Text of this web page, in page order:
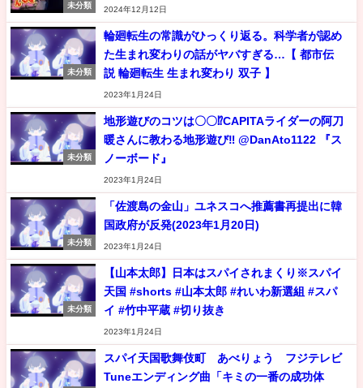
未分類
2024年12月12日
未分類
輪廻転生の常識がひっくり返る。科学者が認め
た生まれ変わりの話がヤバすぎる…【 都市伝
説 輪廻転生 生まれ変わり 双子 】
2023年1月24日
未分類
地形遊びのコツは〇〇⁉️CAPITAライダーの阿刀
暖さんに教わる地形遊び‼️ @DanAto1122 『ス
ノーボード』
2023年1月24日
未分類
「佐渡島の金山」ユネスコへ推薦書再提出に韓
国政府が反発(2023年1月20日)
2023年1月24日
未分類
【山本太郎】日本はスパイされまくり※スパイ
天国 #shorts #山本太郎 #れいわ新選組 #スパ
イ #竹中平蔵 #切り抜き
2023年1月24日
スパイ天国歌舞伎町 あべりょう フジテレビ
Tuneエンディング曲「キミの一番の成功体